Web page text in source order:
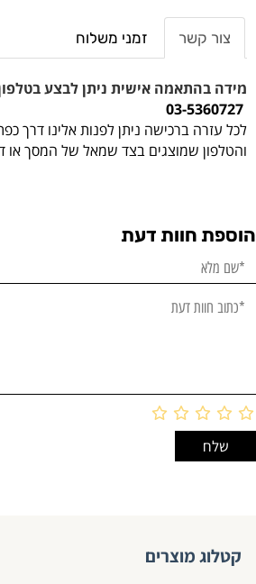
צור קשר זמני משלוח
מידה בהתאמה אישית ניתן לבצע
03-5360727
לכל עזרה ברכישה ניתן לפנות אלינו דרך
והטלפון שמוצגים בצד שמאל של המסך או
הוספת חוות דעת
קטלוג מוצרים